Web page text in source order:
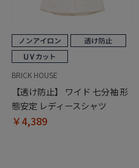
BRICK HOUSE
【透け防止】 ワイド 七分袖 形
態安定 レディースシャツ
￥4,389